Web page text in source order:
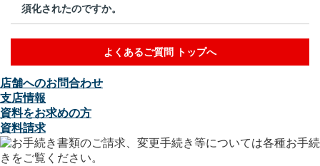
須化されたのですか。
よくあるご質問 トップへ
店舗へのお問合わせ
支店情報
資料をお求めの方
資料請求